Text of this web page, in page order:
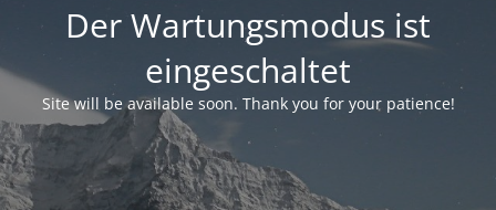
Der Wartungsmodus ist
eingeschaltet
Site will be available soon. Thank you for your patience!